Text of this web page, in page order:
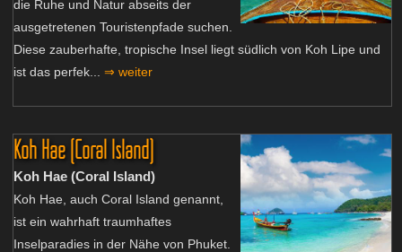
die Ruhe und Natur abseits der
ausgetretenen Touristenpfade suchen.
Diese zauberhafte, tropische Insel liegt südlich von Koh Lipe und
ist das perfek... ⇒ weiter
Koh Hae (Coral Island)
Koh Hae (Coral Island)
Koh Hae, auch Coral Island genannt,
ist ein wahrhaft traumhaftes
Inselparadies in der Nähe von Phuket.